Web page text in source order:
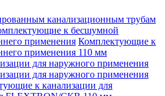
канализационным трубам
к бесшумной
применения Комплектующие к
применения 110 мм
для наружного применения
для наружного применения
к канализации для